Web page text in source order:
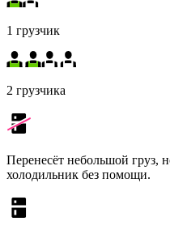
1 грузчик
2 грузчика
Перенесёт небольшой груз,
холодильник без помощи.